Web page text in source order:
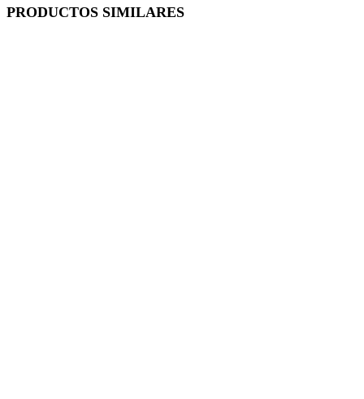
PRODUCTOS SIMILARES